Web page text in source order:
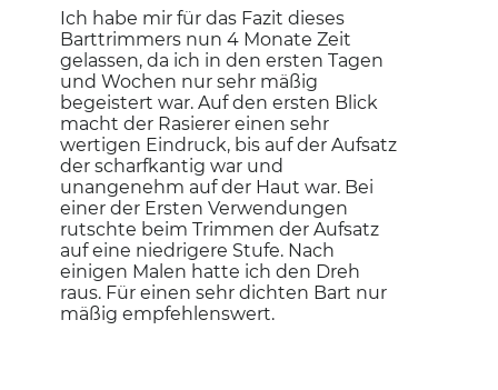
Sternen.
Ich habe mir für das Fazit dieses
Barttrimmers nun 4 Monate Zeit
gelassen, da ich in den ersten Tagen
und Wochen nur sehr mäßig
begeistert war. Auf den ersten Blick
macht der Rasierer einen sehr
wertigen Eindruck, bis auf der Aufsatz
der scharfkantig war und
unangenehm auf der Haut war. Bei
einer der Ersten Verwendungen
rutschte beim Trimmen der Aufsatz
auf eine niedrigere Stufe. Nach
einigen Malen hatte ich den Dreh
raus. Für einen sehr dichten Bart nur
mäßig empfehlenswert.